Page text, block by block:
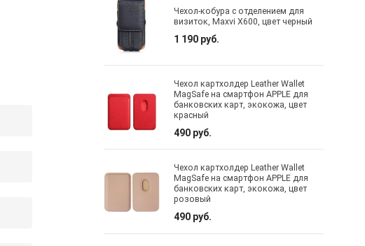
Чехол-кобура с отделением для
визиток, Maxvi X600, цвет черный
1 190 руб.
Чехол картхолдер Leather Wallet
MagSafe на смартфон APPLE для
банковских карт, экокожа, цвет
красный
490 руб.
Чехол картхолдер Leather Wallet
MagSafe на смартфон APPLE для
банковских карт, экокожа, цвет
розовый
490 руб.